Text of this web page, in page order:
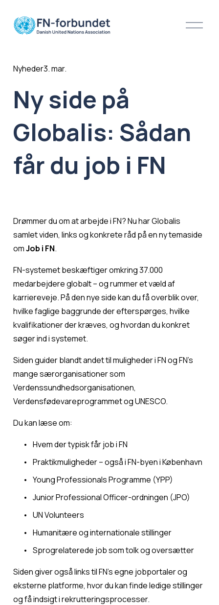
Å
Ny side på
Globalis: Sådan
får du job i FN
Nyheder3. mar.
Drømmer du om at arbejde i FN? Nu har Globalis
samlet viden, links og konkrete råd på en ny temaside
om Job i FN.
FN-systemet beskæftiger omkring 37.000
medarbejdere globalt – og rummer et væld af
karriereveje. På den nye side kan du få overblik over,
hvilke faglige baggrunde der efterspørges, hvilke
kvalifikationer der kræves, og hvordan du konkret
søger ind i systemet.
Siden guider blandt andet til muligheder i FN og FN’s
mange særorganisationer som
Verdenssundhedsorganisationen,
Verdensfødevareprogrammet og UNESCO.
Du kan læse om:
Hvem der typisk får job i FN
Praktikmuligheder – også i FN-byen i København
Young Professionals Programme (YPP)
Junior Professional Officer-ordningen (JPO)
UN Volunteers
Humanitære og internationale stillinger
Sprogrelaterede job som tolk og oversætter
Siden giver også links til FN’s egne jobportaler og
eksterne platforme, hvor du kan finde ledige stillinger
og få indsigt i rekrutteringsprocesser.